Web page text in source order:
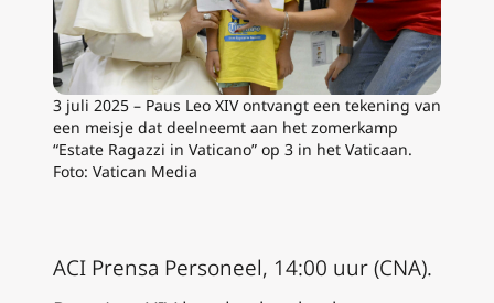
3 juli 2025 – Paus Leo XIV ontvangt een tekening van
een meisje dat deelneemt aan het zomerkamp
“Estate Ragazzi in Vaticano” op 3 in het Vaticaan.
Foto: Vatican Media
ACI Prensa Personeel, 14:00 uur (CNA).